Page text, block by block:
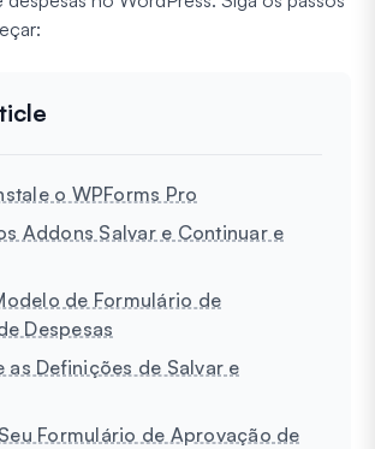
o WPForms Pro
Addons Salvar e Continuar e
de Formulário de
Despesas
as Definições de Salvar e
Formulário de Aprovação de